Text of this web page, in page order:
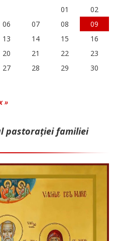
01
02
06 07 08
09
13 14 15
16
20 21 22
23
27 28 29
30
»
pastorației familiei